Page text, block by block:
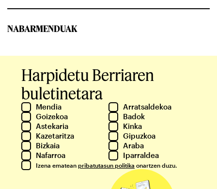
NABARMENDUAK
Harpidetu Berriaren
buletinetara
Mendia
Arratsaldekoa
Goizekoa
Badok
Astekaria
Kinka
Kazetaritza
Gipuzkoa
Bizkaia
Araba
Nafarroa
Iparraldea
Izena ematean pribatutasun politika onartzen duzu.